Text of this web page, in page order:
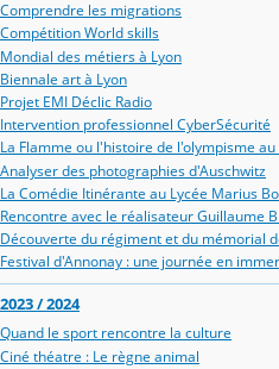
Comprendre les migrations
Compétition World skills
Mondial des métiers à Lyon
Biennale art à Lyon
Projet EMI Déclic Radio
Intervention professionnel CyberSécurité
La Flamme ou l'histoire de l'olympisme
Analyser des photographies d'Auschwitz
La Comédie Itinérante au Lycée Marius
Rencontre avec le réalisateur Guillaume
Découverte du régiment et du mémorial
Festival d'Annonay : une journée en
2023 / 2024
Quand le sport rencontre la culture
Ciné théatre : Le règne animal